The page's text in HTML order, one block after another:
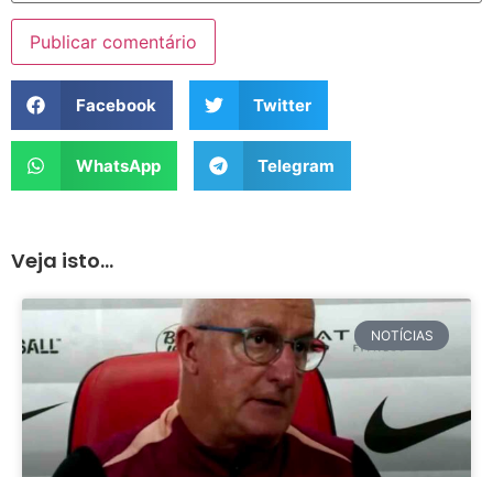
Facebook Twitter
WhatsApp Telegram
Veja isto...
NOTÍCIAS